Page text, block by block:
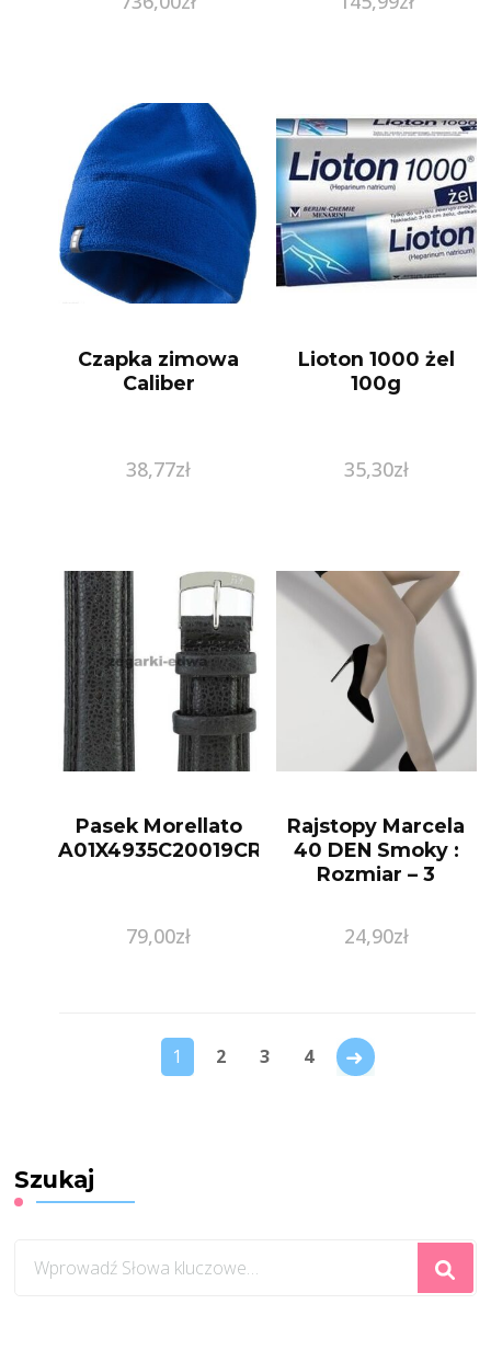
Czapka zimowa
Caliber
38,77zł
Lioton 1000 żel
100g
35,30zł
Pasek Morellato
A01X4935C20019CR22
79,00zł
Rajstopy Marcela
40 DEN Smoky :
Rozmiar – 3
24,90zł
1 2 3 4
Szukaj
czegoś?